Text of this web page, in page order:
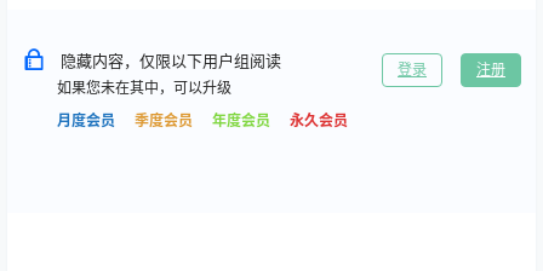
隐藏内容，仅限以下用户组阅读
如果您未在其中，可以升级
月度会员
季度会员 年度会员 永久会员
登录 注册